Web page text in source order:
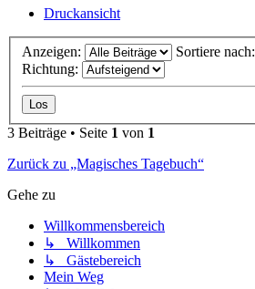
Druckansicht
Anzeigen:
Sortiere nach:
Richtung:
3 Beiträge • Seite 1 von 1
Zurück zu „Magisches Tagebuch“
Gehe zu
Willkommensbereich
↳ Willkommen
↳ Gästebereich
Mein Weg